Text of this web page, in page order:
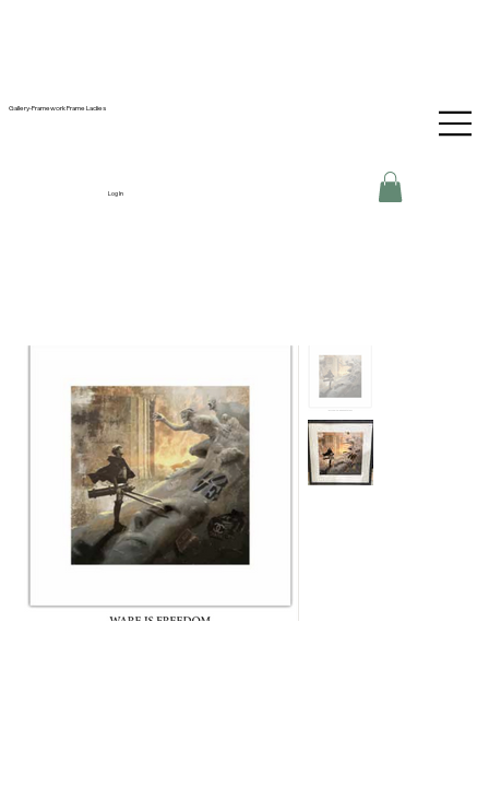
Gallery-Framework Frame Ladies
Log In